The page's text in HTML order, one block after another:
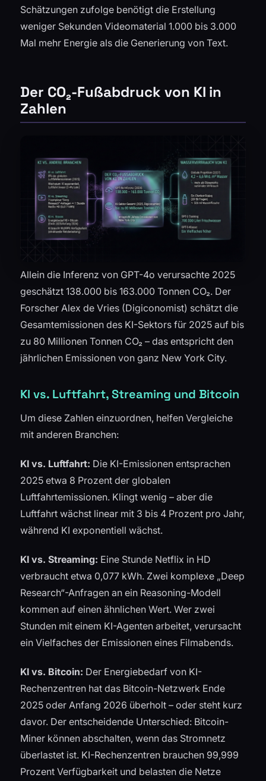
Schätzungen zufolge benötigt die Erstellung
weniger Sekunden Videomaterial 1.000 bis 3.000
Mal mehr Energie als die Generierung von Text.
Der CO₂-Fußabdruck von KI in
Zahlen
Allein die Inferenz von GPT-4o verursachte 2025
geschätzt 138.000 bis 163.000 Tonnen CO₂. Der
Forscher Alex de Vries (Digiconomist) schätzt die
Gesamtemissionen des KI-Sektors für 2025 auf bis
zu 80 Millionen Tonnen CO₂ – das entspricht den
jährlichen Emissionen von ganz New York City.
KI vs. Luftfahrt, Streaming und Bitcoin
Um diese Zahlen einzuordnen, helfen Vergleiche
mit anderen Branchen:
KI vs. Luftfahrt: Die KI-Emissionen entsprachen
2025 etwa 8 Prozent der globalen
Luftfahrtemissionen. Klingt wenig – aber die
Luftfahrt wächst linear mit 3 bis 4 Prozent pro Jahr,
während KI exponentiell wächst.
KI vs. Streaming: Eine Stunde Netflix in HD
verbraucht etwa 0,077 kWh. Zwei komplexe „Deep
Research“-Anfragen an ein Reasoning-Modell
kommen auf einen ähnlichen Wert. Wer zwei
Stunden mit einem KI-Agenten arbeitet, verursacht
ein Vielfaches der Emissionen eines Filmabends.
KI vs. Bitcoin: Der Energiebedarf von KI-
Rechenzentren hat das Bitcoin-Netzwerk Ende
2025 oder Anfang 2026 überholt – oder steht kurz
davor. Der entscheidende Unterschied: Bitcoin-
Miner können abschalten, wenn das Stromnetz
überlastet ist. KI-Rechenzentren brauchen 99,999
Prozent Verfügbarkeit und belasten die Netze